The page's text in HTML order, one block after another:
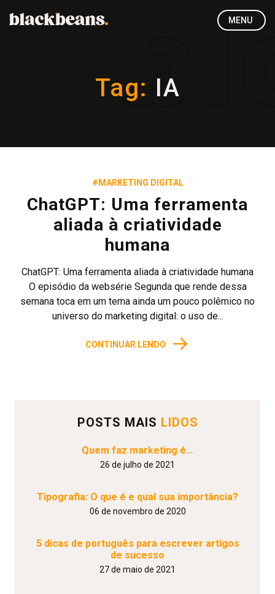
MENU
Tag: IA
#MARKETING DIGITAL
ChatGPT: Uma ferramenta
aliada à criatividade
humana
ChatGPT: Uma ferramenta aliada à criatividade humana
O episódio da websérie Segunda que rende dessa
semana toca em um tema ainda um pouco polêmico no
universo do marketing digital: o uso de...
CONTINUAR LENDO →
POSTS MAIS LIDOS
Quem faz marketing é…
26 de julho de 2021
Tipografia: O que é e qual sua importância?
06 de novembro de 2020
5 dicas de português para escrever artigos
de sucesso
27 de maio de 2021